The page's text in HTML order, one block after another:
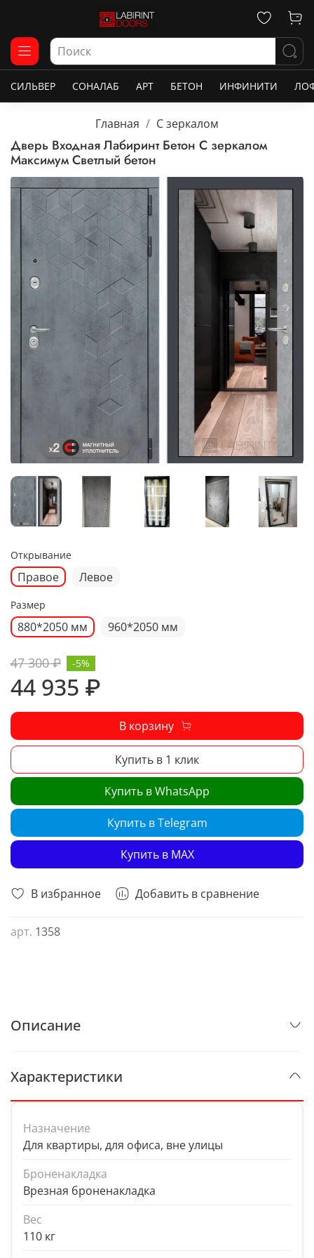
СИЛЬВЕР СОНАЛАБ АРТ БЕТОН ИНФИНИТИ
Главная С зеркалом
Дверь Входная Лабиринт Бетон С зеркалом
Максимум Светлый бетон
В избранное Добавить в сравнение
арт. 1358
Открывание
Правое Левое
Размер
880*2050 мм 960*2050 мм
47 300 ₽
44 935 ₽
-5%
В корзину
Купить в 1 клик
Купить в WhatsApp
Купить в Telegram
Купить в MAX
Описание
Характеристики
Назначение
Для квартиры, для офиса, вне улицы
Броненакладка
Врезная броненакладка
Вес
110 кг